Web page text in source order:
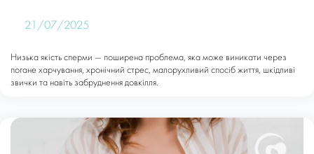
21/07/2025
Низька якість сперми — поширена проблема, яка може виникати через
погане харчування, хронічний стрес, малорухливий спосіб життя, шкідливі
звички та навіть забруднення довкілля.